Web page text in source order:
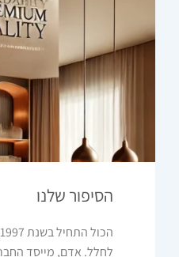
הסיפור שלנו